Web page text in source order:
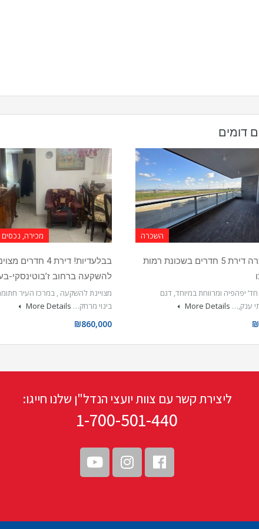
דומים
השכרה
להשכרה דירת 5 חדרים בשכונת רמות
דירת 5 חד’ יפהפיה ומרווחת במיוחד, דגם
ענק,… More Details
מכירה,
בבלעדיות! דירת 4 חדרים
להשקעה ברחוב ז’בוטינסקי-
מצויינת להשקעה , במרכז העיר
בינוי מרחק… More Details
₪860,000
ליצירת קשר עם צוות יועצי הנדל"ן שלנו חייגו:
1-700-501-440